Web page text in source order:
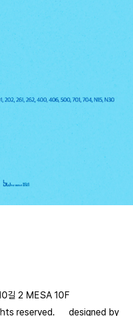
길 2 MESA 10F
reserved. designed by